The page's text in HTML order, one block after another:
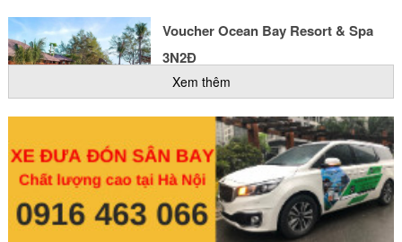
Voucher Ocean Bay Resort & Spa
3N2Đ
🔥🔥 𝐌𝐔𝐀 𝟏 𝐓𝐀̣̆𝐍𝐆 𝟏 - 𝐎̛̉ 𝟐 𝐓𝐑𝐀̉ 𝟏 🔥🔥
🌊 𝐎𝐜𝐞𝐚𝐧 𝐁𝐚𝐲 𝐑𝐞𝐬𝐨𝐫𝐭 & 𝐒𝐩𝐚 𝐏𝐡𝐮́ 𝐐𝐮𝐨̂́𝐜 𝐭𝐮̛̀
#1130/ 𝟑𝐍𝟐𝐃/ 𝐤𝐡𝐚́𝐜𝐡 🤩
Voucher Amiana Resort Nha Trang
𝐍𝐠𝐡𝐢̉ 𝐝𝐮̛𝐨̛̃𝐧𝐠 𝟓 𝐬𝐚𝐨 𝐭𝐚̣𝐢 𝐑𝐞𝐬𝐨𝐫𝐭 đ𝐢̉𝐧𝐡 𝐜𝐚𝐨
𝐀𝐦𝐢𝐚𝐧𝐚 𝐍𝐡𝐚 𝐓𝐫𝐚𝐧𝐠 𝐜𝐡𝐢̉ 𝐯𝐨̛́𝐢 #1999𝐤/𝟏 đ𝐞̂𝐦
🏖🏖🏖 🎒🎒 𝑁𝑔𝑜𝑎̀𝑖 𝐵𝑎̆́𝑐 𝑙𝑎̣𝑛ℎ 𝑞𝑢𝑎́ 𝑡ℎ𝑖̀ 𝑡𝑎 𝑣𝑎̀𝑜
𝑁ℎ𝑎 𝑇𝑟𝑎𝑛𝑔 𝑡𝑎̆́𝑚 𝑏𝑖𝑒̂̉𝑛 𝑡ℎ𝑜̂𝑖
Xem thêm